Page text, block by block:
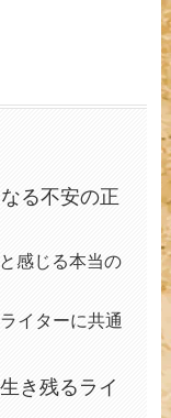
る不安の正
感じる本当の
イターに共通
き残るライ